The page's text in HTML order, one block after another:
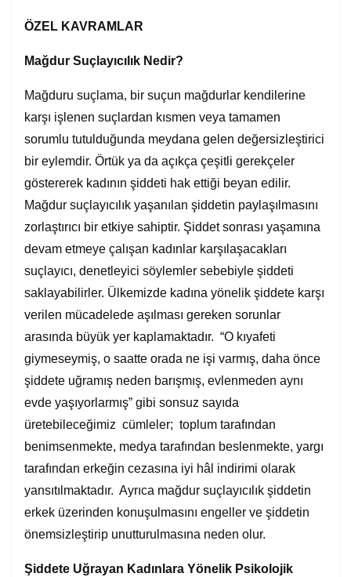
ÖZEL KAVRAMLAR
Mağdur Suçlayıcılık Nedir?
Mağduru suçlama, bir suçun mağdurlar kendilerine
karşı işlenen suçlardan kısmen veya tamamen
sorumlu tutulduğunda meydana gelen değersizleştirici
bir eylemdir. Örtük ya da açıkça çeşitli gerekçeler
göstererek kadının şiddeti hak ettiği beyan edilir.
Mağdur suçlayıcılık yaşanılan şiddetin paylaşılmasını
zorlaştırıcı bir etkiye sahiptir. Şiddet sonrası yaşamına
devam etmeye çalışan kadınlar karşılaşacakları
suçlayıcı, denetleyici söylemler sebebiyle şiddeti
saklayabilirler. Ülkemizde kadına yönelik şiddete karşı
verilen mücadelede aşılması gereken sorunlar
arasında büyük yer kaplamaktadır. “O kıyafeti
giymeseymiş, o saatte orada ne işi varmış, daha önce
şiddete uğramış neden barışmış, evlenmeden aynı
evde yaşıyorlarmış” gibi sonsuz sayıda
üretebileceğimiz cümleler; toplum tarafından
benimsenmekte, medya tarafından beslenmekte, yargı
tarafından erkeğin cezasına iyi hâl indirimi olarak
yansıtılmaktadır. Ayrıca mağdur suçlayıcılık şiddetin
erkek üzerinden konuşulmasını engeller ve şiddetin
önemsizleştirip unutturulmasına neden olur.
Şiddete Uğrayan Kadınlara Yönelik Psikolojik